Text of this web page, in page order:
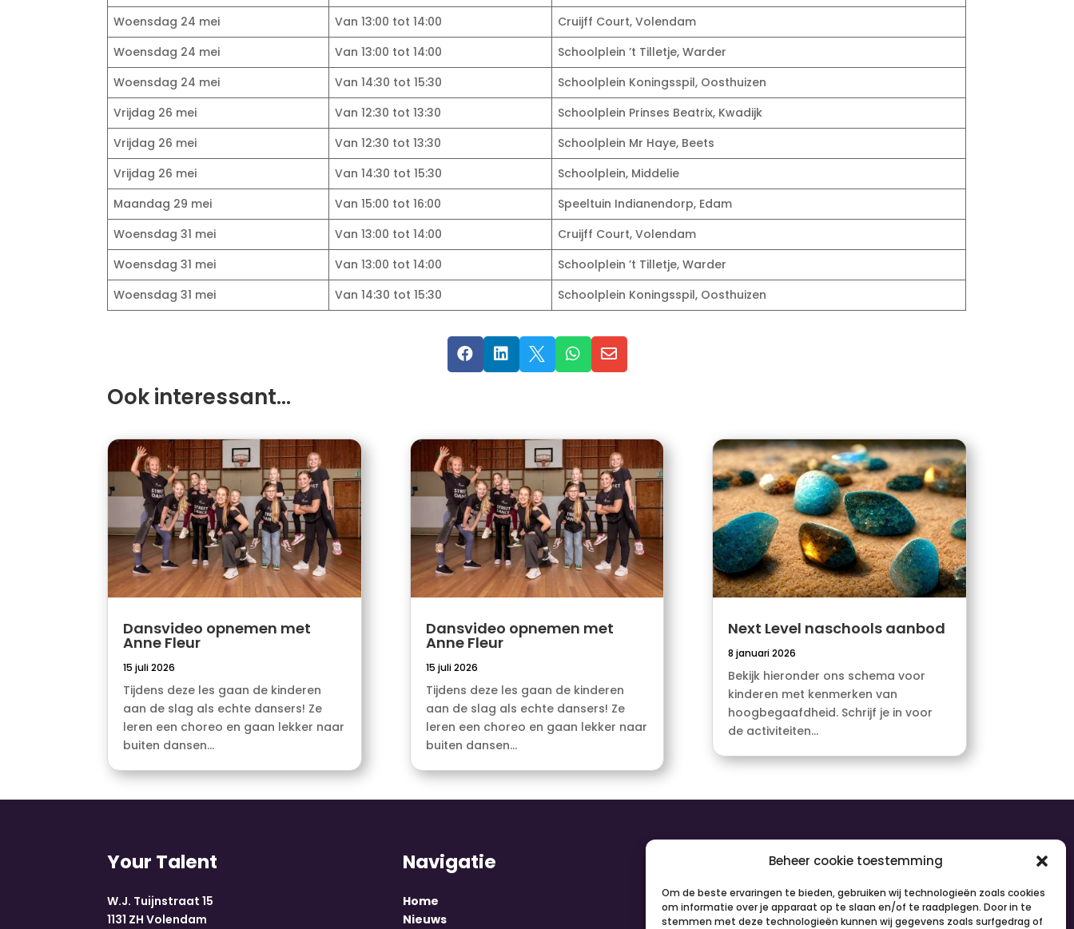
Beheer cookie toestemming
Om de beste ervaringen te bieden, gebruiken wij technologieën zoals cookies
om informatie over je apparaat op te slaan en/of te raadplegen. Door in te
stemmen met deze technologieën kunnen wij gegevens zoals surfgedrag of
Woensdag 24 mei
Van 13:00 tot 14:00
Cruijff Court, Volendam
Woensdag 24 mei
Van 13:00 tot 14:00
Schoolplein ’t Tilletje, Warder
Woensdag 24 mei
Van 14:30 tot 15:30
Schoolplein Koningsspil, Oosthuizen
Vrijdag 26 mei
Van 12:30 tot 13:30
Schoolplein Prinses Beatrix, Kwadijk
Vrijdag 26 mei
Van 12:30 tot 13:30
Schoolplein Mr Haye, Beets
Vrijdag 26 mei
Van 14:30 tot 15:30
Schoolplein, Middelie
Maandag 29 mei
Van 15:00 tot 16:00
Speeltuin Indianendorp, Edam
Woensdag 31 mei
Van 13:00 tot 14:00
Cruijff Court, Volendam
Woensdag 31 mei
Van 13:00 tot 14:00
Schoolplein ’t Tilletje, Warder
Woensdag 31 mei
Van 14:30 tot 15:30 Schoolplein Koningsspil, Oosthuizen
    
Ook interessant…
Dansvideo opnemen met
Anne Fleur
15 juli 2026
Tijdens deze les gaan de kinderen
aan de slag als echte dansers! Ze
leren een choreo en gaan lekker naar
buiten dansen...
Dansvideo opnemen met
Anne Fleur
15 juli 2026
Tijdens deze les gaan de kinderen
aan de slag als echte dansers! Ze
leren een choreo en gaan lekker naar
buiten dansen...
Next Level naschools aanbod
8 januari 2026
Bekijk hieronder ons schema voor
kinderen met kenmerken van
hoogbegaafdheid. Schrijf je in voor
de activiteiten...
Your Talent
W.J. Tuijnstraat 15
1131 ZH Volendam
Navigatie
Home
Nieuws
Volg ons